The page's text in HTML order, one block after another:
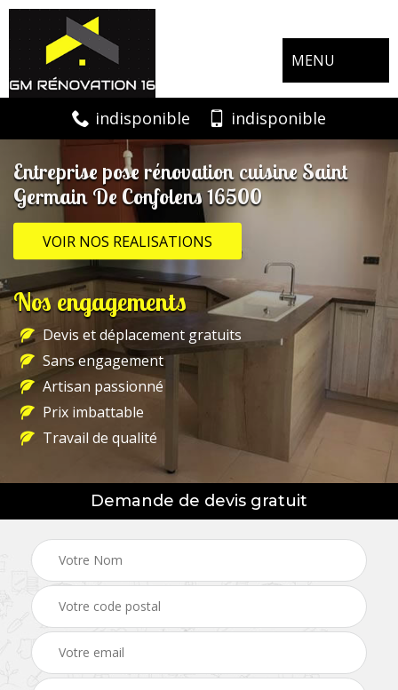
MENU
indisponible indisponible
Entreprise pose rénovation cuisine Saint
Germain De Confolens 16500
VOIR NOS REALISATIONS
Nos engagements
Devis et déplacement gratuits
Sans engagement
Artisan passionné
Prix imbattable
Travail de qualité
Demande de devis gratuit